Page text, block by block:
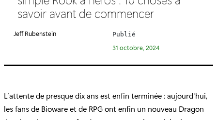
g
e
savoir avant de commencer
Jeff Rubenstein Publié
31 octobre, 2024
L’attente de presque dix ans est enfin terminée : aujourd'hui,
les fans de Bioware et de RPG ont enfin un nouveau Dragon